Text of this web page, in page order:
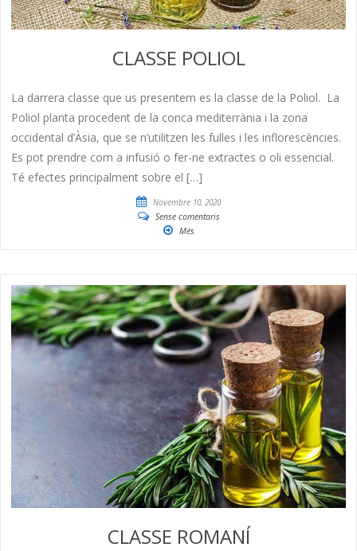
CLASSE POLIOL
La darrera classe que us presentem es la classe de la Poliol. La
Poliol planta procedent de la conca mediterrània i la zona
occidental d’Àsia, que se n’utilitzen les fulles i les inflorescències.
Es pot prendre com a infusió o fer-ne extractes o oli essencial.
Té efectes principalment sobre el […]
Novembre 10, 2020
Sense comentaris
Més
CLASSE ROMANÍ